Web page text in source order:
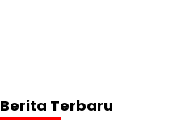
Berita Terbaru